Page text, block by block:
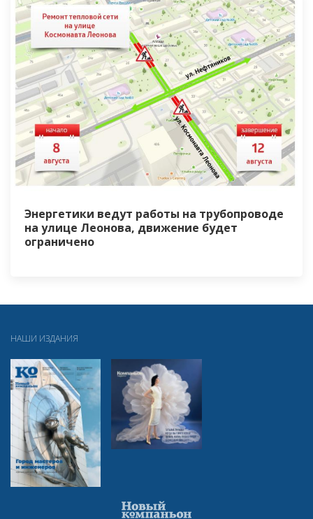
Энергетики ведут работы на трубопроводе
на улице Леонова, движение будет
ограничено
НАШИ ИЗДАНИЯ